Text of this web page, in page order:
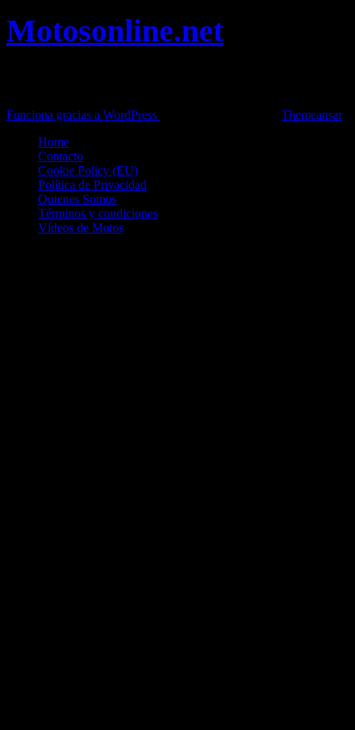
Motosonline.net
Funciona gracias a WordPress
Themeansar.
Home
Contacto
Cookie Policy (EU)
Política de Privacidad
Quienes Somos
Términos y condiciones
Vídeos de Motos